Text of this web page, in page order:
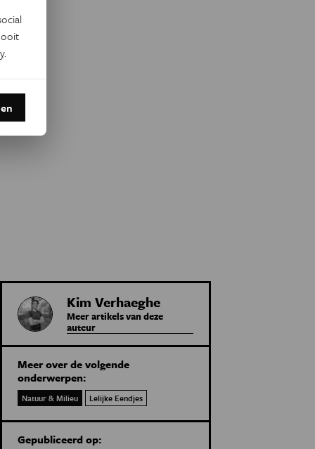
Kim Verhaeghe
Meer artikels van deze
auteur
Meer over de volgende
onderwerpen:
Natuur & Milieu Lelijke Eendjes
Gepubliceerd op:
.